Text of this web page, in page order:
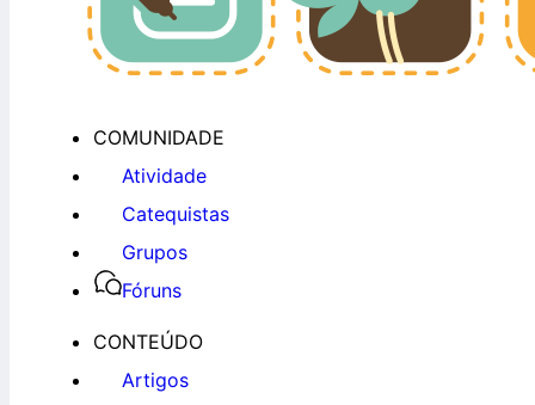
COMUNIDADE
Atividade
Catequistas
Grupos
Fóruns
CONTEÚDO
Artigos